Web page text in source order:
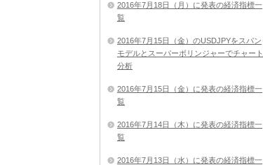
2016年7月18日（月）に発表の経済指標一
覧
2016年7月15日（金）のUSDJPYをスパン
モデルとスーパーボリンジャーでチャート
分析
2016年7月15日（金）に発表の経済指標一
覧
2016年7月14日（木）に発表の経済指標一
覧
2016年7月13日（水）に発表の経済指標一